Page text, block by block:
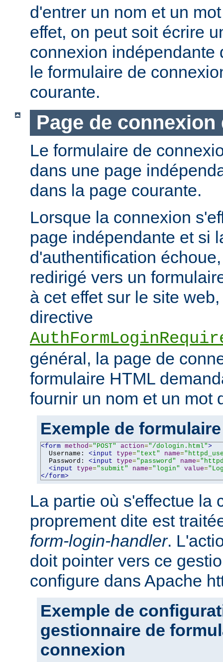
d'entrer un nom et un
effet, on peut soit écrire
connexion indépendante
le formulaire de
courante.
Page de connexion
Le formulaire de
dans une page
dans la page courante.
Lorsque la connexion
page indépendante et si
d'authentification
redirigé vers un
à cet effet sur le site
directive
général, la page de
formulaire HTML
fournir un nom et un mot
Exemple de
<form method="POST" action="/dologin.html">
  Username:
<input type="text" name=
  Password:
<input type="password" name=
<input
type="submit" name="login" value=
</form>
La partie où s'effectue la
proprement dite est
form-login-handler.
doit pointer vers ce
configure dans Apache
Exemple de
gestionnaire de
connexion